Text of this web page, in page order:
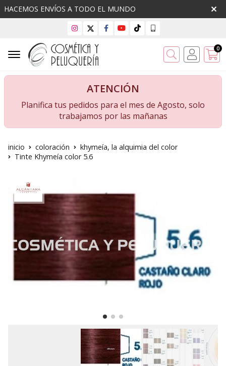
HACEMOS ENVÍOS A TODO EL MUNDO
Buscar 0
ATENCIÓN
Planifica tus pedidos para el mes de Agosto, solo
trabajamos por las mañanas
inicio coloración
khymeía, la alquimia del color
Tinte Khymeía color 5.6